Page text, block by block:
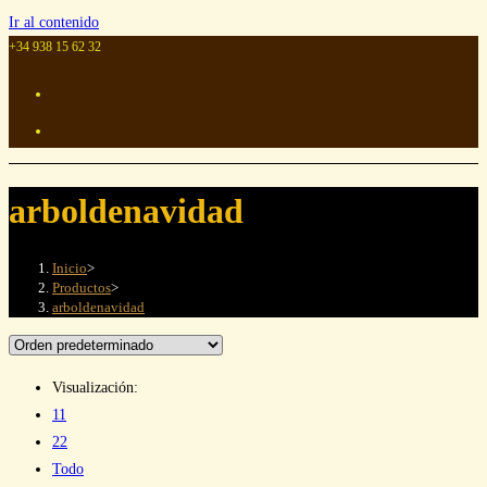
Ir al contenido
+34 938 15 62 32
arboldenavidad
Inicio>
Productos>
arboldenavidad
Visualización:
11
22
Todo